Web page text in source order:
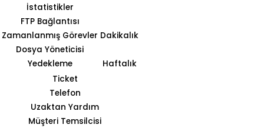
İstatistikler
FTP Bağlantısı
Zamanlanmış Görevler Dakikalık
Dosya Yöneticisi
Yedekleme
Haftalık
Ticket
Telefon
Uzaktan Yardım
Müşteri Temsilcisi